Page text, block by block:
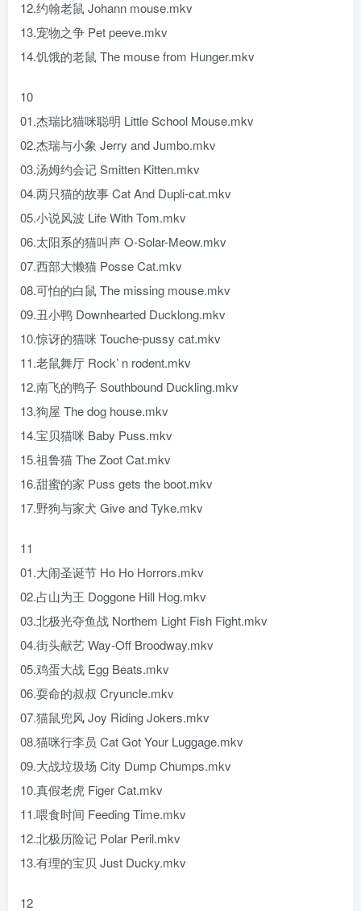
12.约翰老鼠 Johann mouse.mkv
13.宠物之争 Pet peeve.mkv
14.饥饿的老鼠 The mouse from Hunger.mkv
10
01.杰瑞比猫咪聪明 Little School Mouse.mkv
02.杰瑞与小象 Jerry and Jumbo.mkv
03.汤姆约会记 Smitten Kitten.mkv
04.两只猫的故事 Cat And Dupli-cat.mkv
05.小说风波 Life With Tom.mkv
06.太阳系的猫叫声 O-Solar-Meow.mkv
07.西部大懒猫 Posse Cat.mkv
08.可怕的白鼠 The missing mouse.mkv
09.丑小鸭 Downhearted Ducklong.mkv
10.惊讶的猫咪 Touche-pussy cat.mkv
11.老鼠舞厅 Rock’ n rodent.mkv
12.南飞的鸭子 Southbound Duckling.mkv
13.狗屋 The dog house.mkv
14.宝贝猫咪 Baby Puss.mkv
15.祖鲁猫 The Zoot Cat.mkv
16.甜蜜的家 Puss gets the boot.mkv
17.野狗与家犬 Give and Tyke.mkv
11
01.大闹圣诞节 Ho Ho Horrors.mkv
02.占山为王 Doggone Hill Hog.mkv
03.北极光夺鱼战 Northem Light Fish Fight.mkv
04.街头献艺 Way-Off Broodway.mkv
05.鸡蛋大战 Egg Beats.mkv
06.耍命的叔叔 Cryuncle.mkv
07.猫鼠兜风 Joy Riding Jokers.mkv
08.猫咪行李员 Cat Got Your Luggage.mkv
09.大战垃圾场 City Dump Chumps.mkv
10.真假老虎 Figer Cat.mkv
11.喂食时间 Feeding Time.mkv
12.北极历险记 Polar Peril.mkv
13.有理的宝贝 Just Ducky.mkv
12